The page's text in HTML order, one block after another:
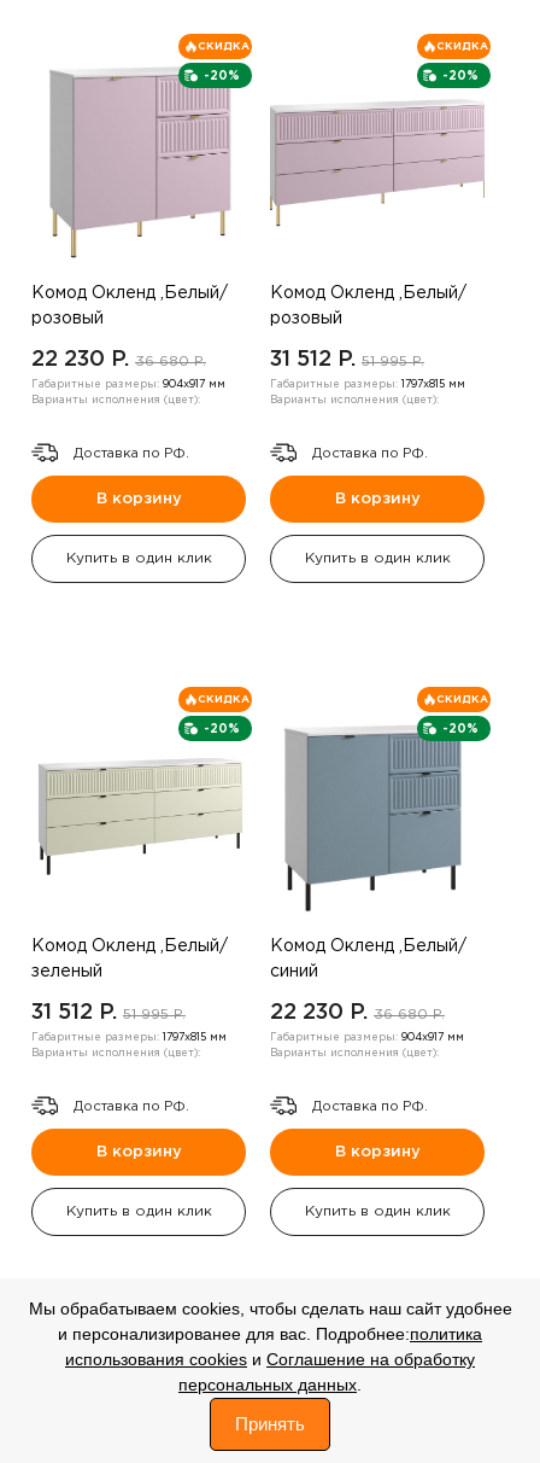
-20%
СКИДКА
Комод Окленд ,Белый/
розовый
22 230 P. 36 680 P.
Габаритные размеры: 904х917 мм
Варианты исполнения (цвет):
Доставка по РФ.
В корзину
Купить в один клик
-20%
СКИДКА
Комод Окленд ,Белый/
розовый
31 512 P. 51 995 P.
Габаритные размеры:
1797х815 мм
Варианты исполнения (цвет):
Доставка по РФ.
В корзину
Купить в один клик
-20%
СКИДКА
Комод Окленд ,Белый/
зеленый
31 512 P. 51 995 P.
Габаритные размеры:
1797х815 мм
Варианты исполнения (цвет):
Доставка по РФ.
В корзину
Купить в один клик
-20%
СКИДКА
Комод Окленд ,Белый/
синий
22 230 P. 36 680 P.
Габаритные размеры: 904х917 мм
Варианты исполнения (цвет):
Доставка по РФ.
В корзину
Купить в один клик
-20%
СКИДКА СКИДКА
Мы обрабатываем cookies, чтобы сделать наш сайт удобнее
и персонализированее для вас. Подробнее:политика
использования cookies и Соглашение на обработку
персональных данных
Принять
Профиль